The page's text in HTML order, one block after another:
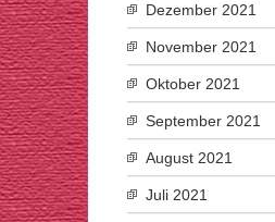
Dezember 2021
November 2021
Oktober 2021
September 2021
August 2021
Juli 2021